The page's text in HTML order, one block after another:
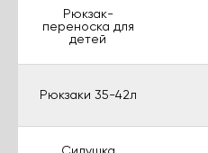
Рюкзак-
переноска для
детей
Рюкзаки 35-42л